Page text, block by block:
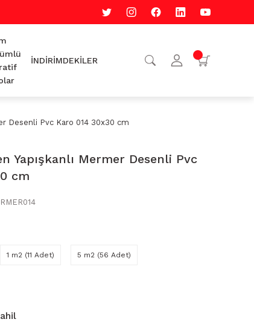
İNDİRİMDEKİLER
Desenli Pvc Karo 014 30x30 cm
Yapışkanlı Mermer Desenli Pvc
cm
1 m2 (11 Adet) 5 m2 (56 Adet)